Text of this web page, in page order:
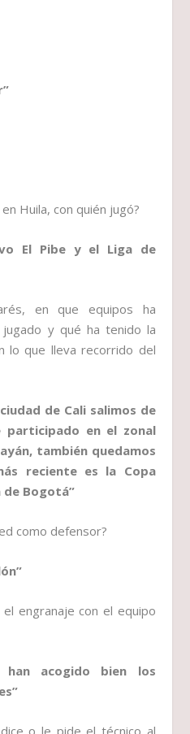
Huila, con quién jugó?
El Pibe y el Liga de
en que equipos ha
y qué ha tenido la
lo que lleva recorrido del
de Cali salimos de
participado en el zonal
también quedamos
reciente es la Copa
de Bogotá”
como defensor?
engranaje con el equipo
han acogido bien los
o le pide el técnico al